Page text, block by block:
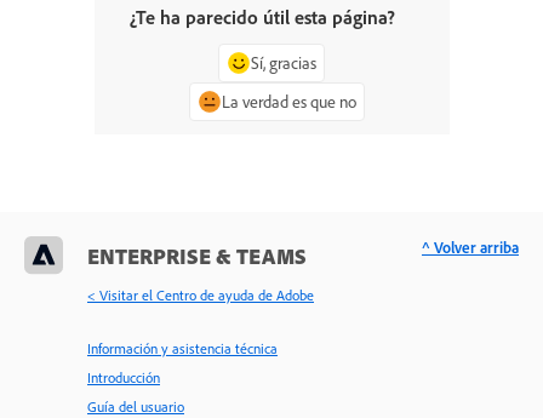
¿Te ha parecido útil esta página?
Sí, gracias
La verdad es que no
ENTERPRISE & TEAMS
< Visitar el Centro de ayuda de Adobe
Información y asistencia técnica
Introducción
Guía del usuario
^ Volver arriba